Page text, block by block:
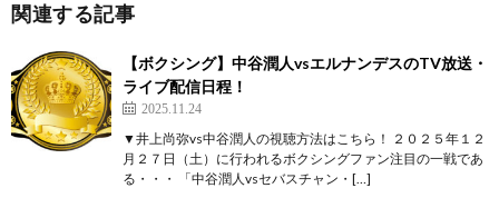
関連する記事
【ボクシング】中谷潤人vsエルナンデスのTV放送・
ライブ配信日程！
2025.11.24
▼井上尚弥vs中谷潤人の視聴方法はこちら！ ２０２５年１２
月２７日（土）に行われるボクシングファン注目の一戦であ
る・・・ 「中谷潤人vsセバスチャン・[…]